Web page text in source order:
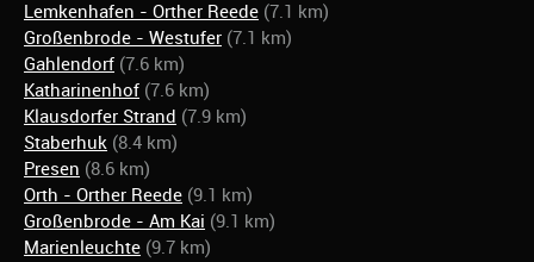
Lemkenhafen - Orther Reede (7.1 km)
Großenbrode - Westufer (7.1 km)
Gahlendorf (7.6 km)
Katharinenhof (7.6 km)
Klausdorfer Strand (7.9 km)
Staberhuk (8.4 km)
Presen (8.6 km)
Orth - Orther Reede (9.1 km)
Großenbrode - Am Kai (9.1 km)
Marienleuchte (9.7 km)